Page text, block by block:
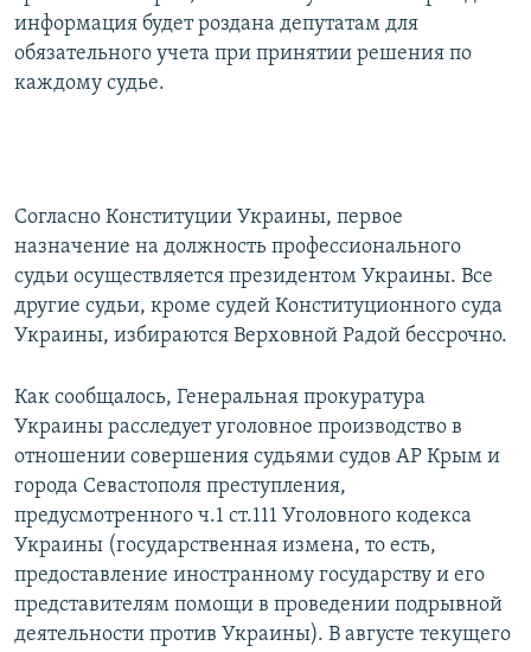
информация будет роздана депутатам для
обязательного учета при принятии решения по
каждому судье.
Согласно Конституции Украины, первое
назначение на должность профессионального
судьи осуществляется президентом Украины. Все
другие судьи, кроме судей Конституционного суда
Украины, избираются Верховной Радой бессрочно.
Как сообщалось, Генеральная прокуратура
Украины расследует уголовное производство в
отношении совершения судьями судов АР Крым и
города Севастополя преступления,
предусмотренного ч.1 ст.111 Уголовного кодекса
Украины (государственная измена, то есть,
предоставление иностранному государству и его
представителям помощи в проведении подрывной
деятельности против Украины). В августе текущего